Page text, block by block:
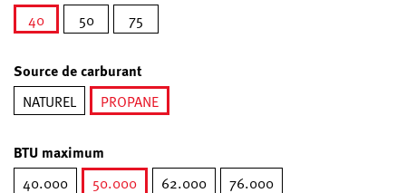
40
50 75
Source de carburant
NATUREL
PROPANE
BTU maximum
40.000
50.000
62.000 76.000